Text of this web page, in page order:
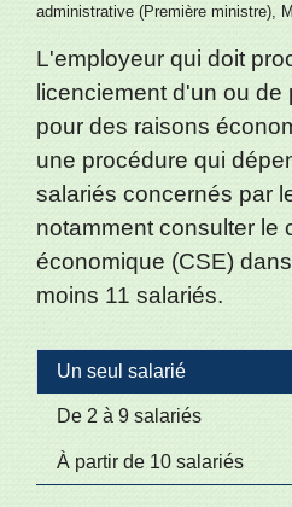
administrative (Première ministre),
L'employeur qui doit
licenciement d'un ou de
pour des raisons
une procédure qui
salariés concernés par
notamment consulter le
économique (CSE)
moins 11 salariés.
Un seul salarié
De 2 à 9 salariés
À partir de 10 salariés